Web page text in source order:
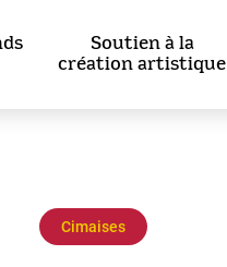
Soutien à la
création artistique
Cimaises